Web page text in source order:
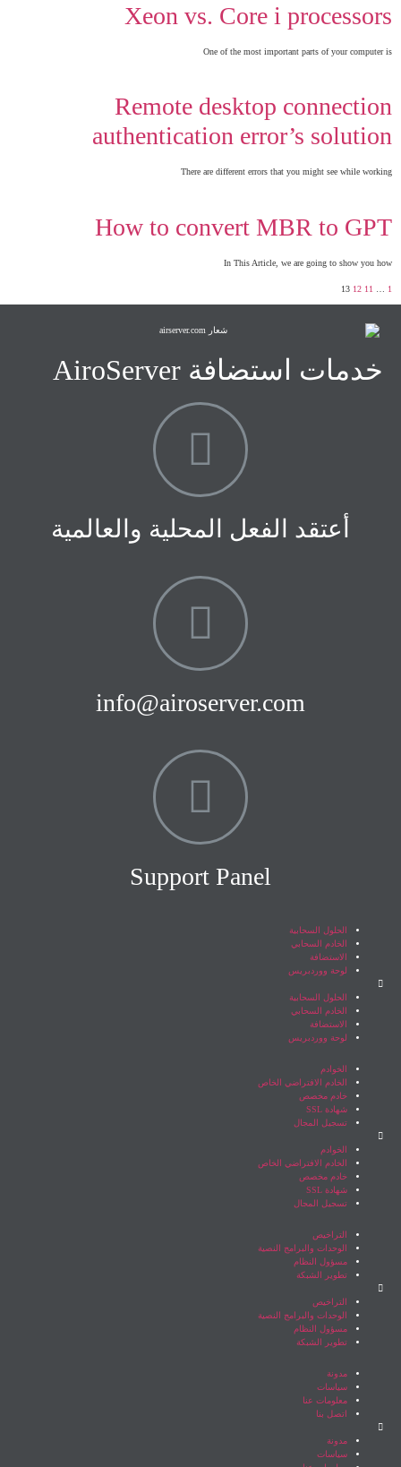
Xeon vs. Core i processors
One of the most important parts of your computer is
Remote desktop connection
authentication error’s solution
There are different errors that you might see while working
How to convert MBR to GPT
In This Article, we are going to show you how
1
11
12
13
خدمات استضافة AiroServer
أعتقد الفعل المحلية والعالمية
info@airoserver.com
Support Panel
الحلول السحابية
الخادم السحابي
الاستضافة
لوحة ووردبريس
الحلول السحابية
الخادم السحابي
الاستضافة
لوحة ووردبريس
الخوادم
الخادم الافتراضي الخاص
خادم مخصص
شهادة SSL
تسجيل المجال
الخوادم
الخادم الافتراضي الخاص
خادم مخصص
شهادة SSL
تسجيل المجال
التراخيص
الوحدات والبرامج النصية
مسؤول النظام
تطوير الشبكة
التراخيص
الوحدات والبرامج النصية
مسؤول النظام
تطوير الشبكة
مدونة
سياسات
معلومات عنا
اتصل بنا
مدونة
سياسات